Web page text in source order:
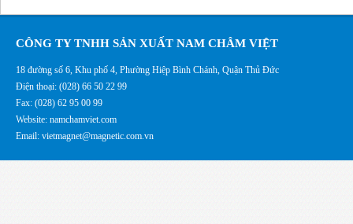
CÔNG TY TNHH SẢN XUẤT NAM CHÂM VIỆT
18 đường số 6, Khu phố 4, Phường Hiệp Bình Chánh, Quận Thủ Đức
Điện thoại: (028) 66 50 22 99
Fax: (028) 62 95 00 99
Website: namchamviet.com
Email: vietmagnet@magnetic.com.vn